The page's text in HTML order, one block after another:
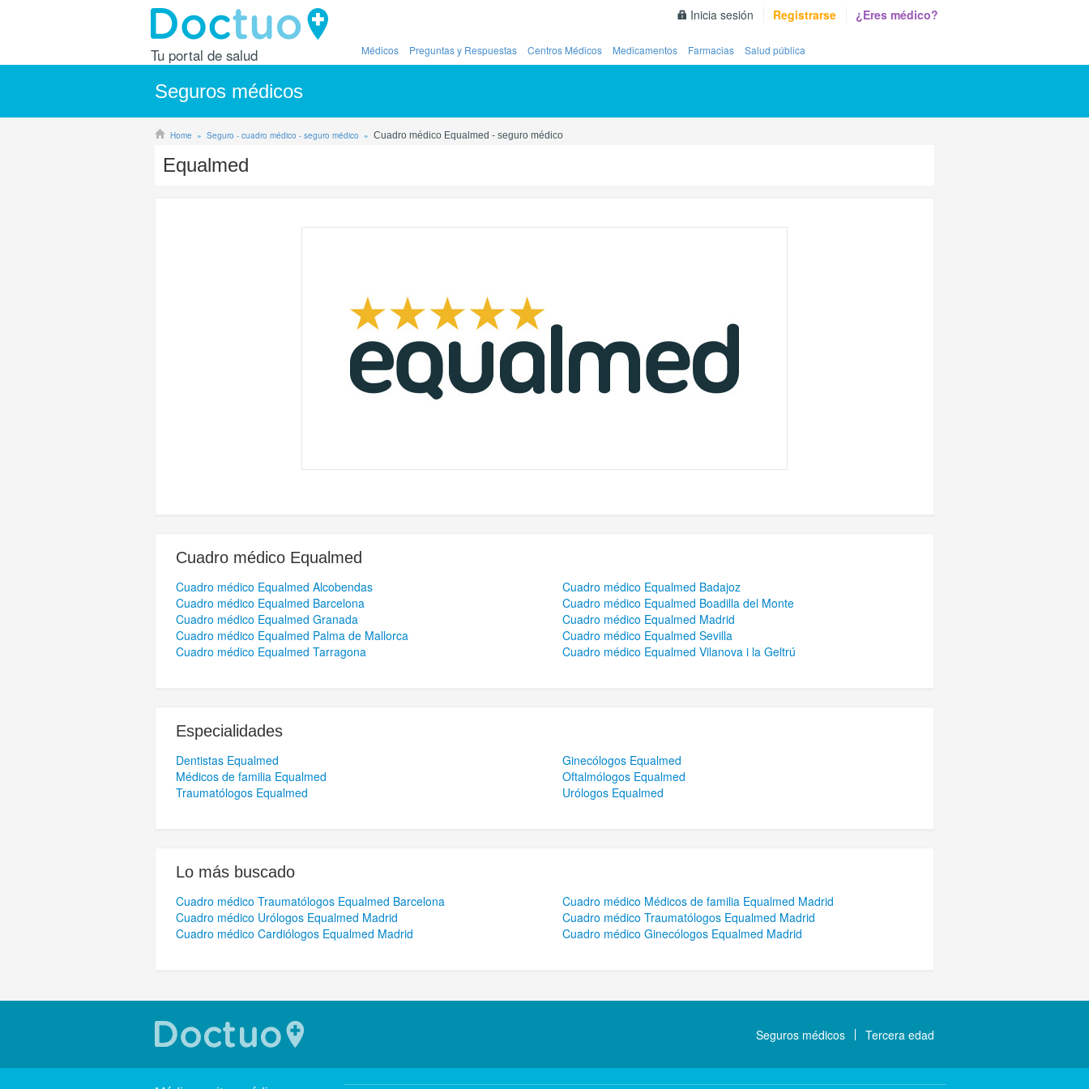
Tu portal de salud
Inicia sesión Registrarse ¿Eres médico?
Médicos Preguntas y Respuestas Centros Médicos Medicamentos Farmacias Salud pública
Seguros médicos
Home Seguro - cuadro médico - seguro médico Cuadro médico Equalmed - seguro médico
Equalmed
Cuadro médico Equalmed
Cuadro médico Equalmed Alcobendas
Cuadro médico Equalmed Badajoz
Cuadro médico Equalmed Barcelona
Cuadro médico Equalmed Boadilla del Monte
Cuadro médico Equalmed Granada
Cuadro médico Equalmed Madrid
Cuadro médico Equalmed Palma de Mallorca
Cuadro médico Equalmed Sevilla
Cuadro médico Equalmed Tarragona
Cuadro médico Equalmed Vilanova i la Geltrú
Especialidades
Dentistas Equalmed
Ginecólogos Equalmed
Médicos de familia Equalmed
Oftalmólogos Equalmed
Traumatólogos Equalmed
Urólogos Equalmed
Lo más buscado
Cuadro médico Traumatólogos Equalmed Barcelona
Cuadro médico Médicos de familia Equalmed Madrid
Cuadro médico Urólogos Equalmed Madrid
Cuadro médico Traumatólogos Equalmed Madrid
Cuadro médico Cardiólogos Equalmed Madrid
Cuadro médico Ginecólogos Equalmed Madrid
Seguros médicos Tercera edad